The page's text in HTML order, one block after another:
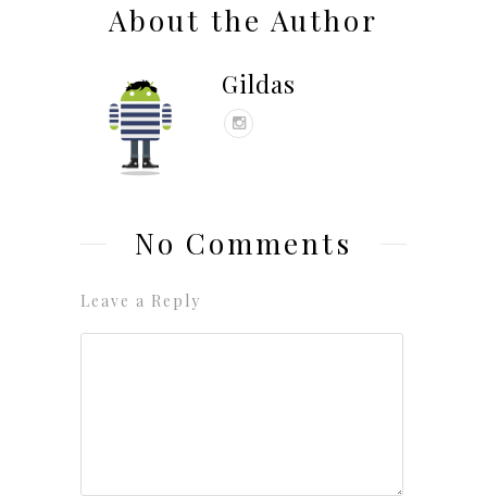
About the Author
Gildas
No Comments
Leave a Reply